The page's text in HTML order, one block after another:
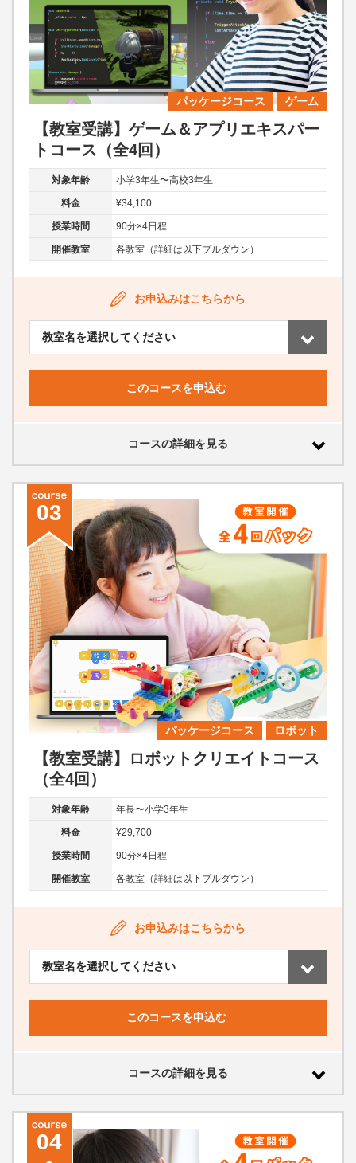
パッケージコース ゲーム
【教室受講】ゲーム＆アプリエキスパー
トコース（全4回）
対象年齢 小学3年生〜高校3年生
料金 ¥34,100
授業時間 90分×4日程
開催教室 各教室（詳細は以下プルダウン）
お申込みはこちらから
このコースを申込む
コースの詳細を見る
03
パッケージコース ロボット
【教室受講】ロボットクリエイトコース
（全4回）
対象年齢 年長〜小学3年生
料金 ¥29,700
授業時間 90分×4日程
開催教室 各教室（詳細は以下プルダウン）
お申込みはこちらから
このコースを申込む
コースの詳細を見る
04